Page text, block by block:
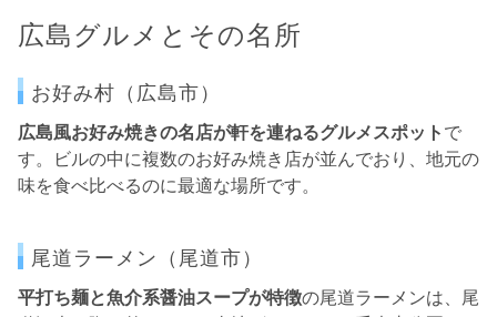
広島グルメとその名所
お好み村（広島市）
広島風お好み焼きの名店が軒を連ねるグルメスポットで
す。ビルの中に複数のお好み焼き店が並んでおり、地元の
味を食べ比べるのに最適な場所です。
尾道ラーメン（尾道市）
平打ち麺と魚介系醤油スープが特徴の尾道ラーメンは、尾